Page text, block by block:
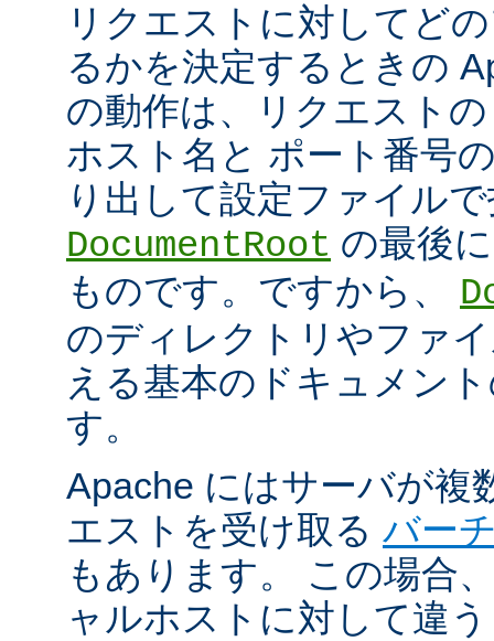
リクエストに対してど
るかを決定するときの
の動作は、リクエスト
ホスト名と ポート番号
り出して設定ファイル
DocumentRoot の最後
ものです。ですから、
のディレクトリやファ
える基本のドキュメン
す。
Apache にはサーバが複
エストを受け取る バー
もあります。 この場合
ャルホストに対して違